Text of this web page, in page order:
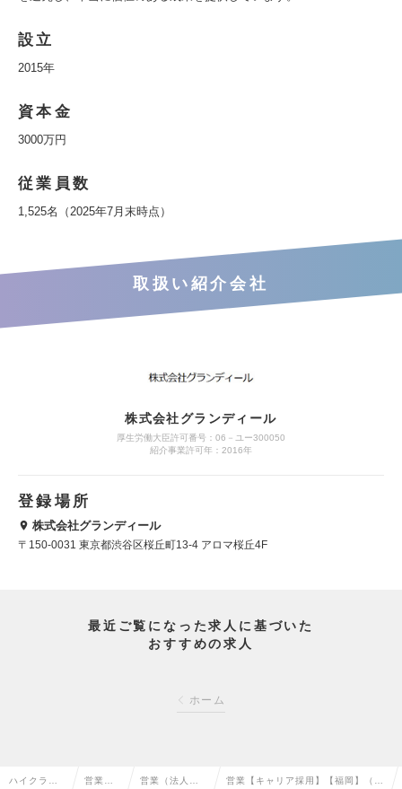
設立
2015年
資本金
3000万円
従業員数
1,525名（2025年7月末時点）
取扱い紹介会社
株式会社グランディール
厚生労働大臣許可番号：06－ユー300050
紹介事業許可年：2016年
登録場所
株式会社グランディール
〒150-0031 東京都渋谷区桜丘町13-4 アロマ桜丘4F
最近ご覧になった求人に基づいた
おすすめの求人
ホーム
ハイクラス 営業系 営業（法人向 営業【キャリア採用】【福岡】（M